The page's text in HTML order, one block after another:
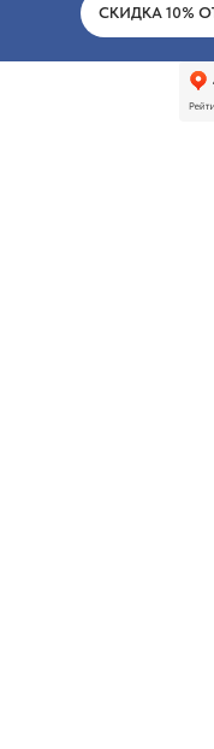
СКИДКА 10%